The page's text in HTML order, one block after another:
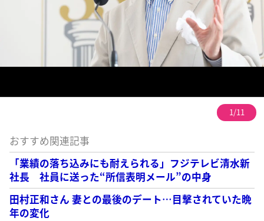
1/11
おすすめ関連記事
「業績の落ち込みにも耐えられる」フジテレビ清水新
社長 社員に送った“所信表明メール”の中身
田村正和さん 妻との最後のデート…目撃されていた晩
年の変化